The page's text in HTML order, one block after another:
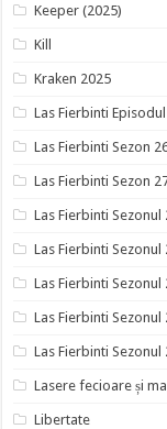
Keeper (2025)
Kill
Kraken 2025
Las Fierbinti
Las Fierbinti Sezon
Las Fierbinti Sezon
Las Fierbinti Sezonul
Las Fierbinti Sezonul
Las Fierbinti Sezonul
Las Fierbinti
Las Fierbinti Sezonul
Lasere fecioare și
Libertate